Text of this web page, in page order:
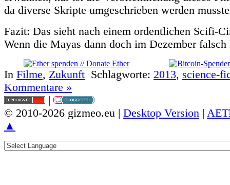
da diverse Skripte umgeschrieben werden
Fazit: Das sieht nach einem ordentlichen Scifi-
Wenn die Mayas dann doch im Dezember
In Filme, Zukunft Schlagworte: 2013, science-
Kommentare »
|
© 2010-2026 gizmeo.eu | Desktop Version |
▲